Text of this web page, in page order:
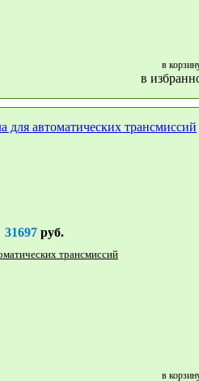
в
в
31697руб.
трансмиссий
в